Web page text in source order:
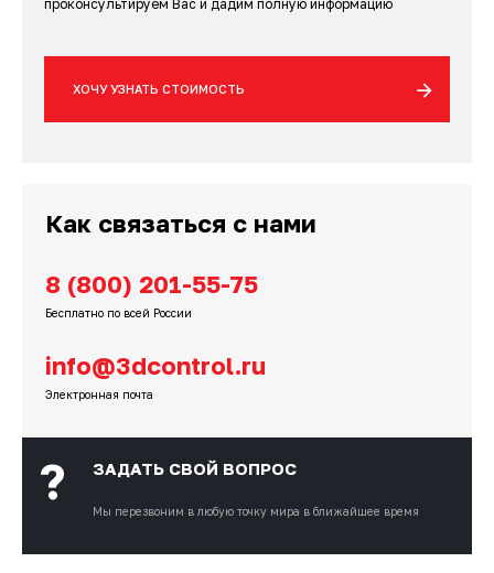
проконсультируем Вас и дадим полную информацию
ХОЧУ УЗНАТЬ СТОИМОСТЬ
Как связаться с нами
8 (800) 201-55-75
Бесплатно по всей России
info@3dcontrol.ru
Электронная почта
? ЗАДАТЬ СВОЙ ВОПРОС
Мы перезвоним в любую точку мира в ближайшее время
3D-сканеры для трекеров
рук
ПО ESI Additive Manufacturing